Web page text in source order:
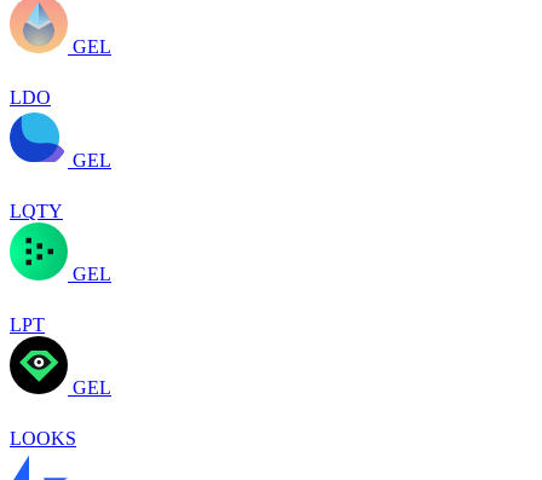
GEL
LDO
GEL
LQTY
GEL
LPT
GEL
LOOKS